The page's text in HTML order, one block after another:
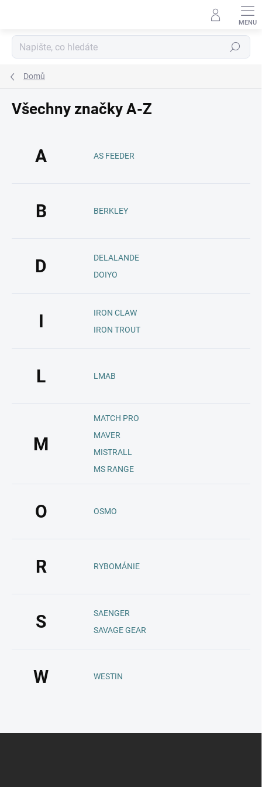
Hledat
Domů
Všechny značky A-Z
A AS FEEDER
B BERKLEY
D
DELALANDE
DOIYO
I
IRON CLAW
IRON TROUT
L LMAB
M
MATCH PRO
MAVER
MISTRALL
MS RANGE
O OSMO
R RYBOMÁNIE
S
SAENGER
SAVAGE GEAR
W WESTIN